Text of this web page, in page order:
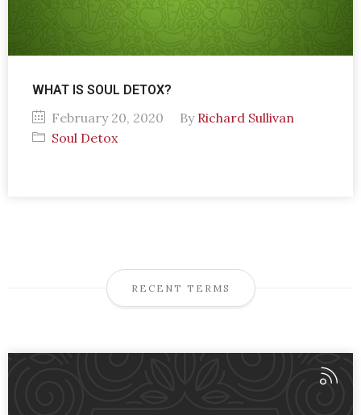
WHAT IS SOUL DETOX?
February 20, 2020 By Richard Sullivan
Soul Detox
RECENT TERMS